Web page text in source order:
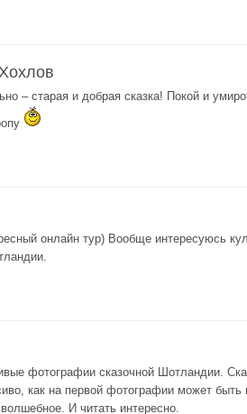
– старая и добрая сказка! Покой и
онлайн тур) Вообще интересуюсь
фотографии сказочной Шотландии.
как на первой фотографии может
И читать интересно.